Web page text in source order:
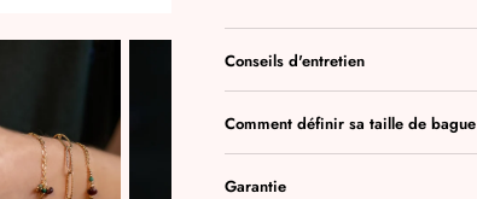
Conseils d'entretien
Comment définir sa taille de bague
Garantie